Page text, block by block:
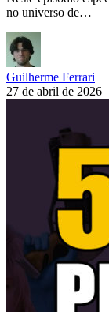
no universo de…
Guilherme Ferrari
27 de abril de 2026